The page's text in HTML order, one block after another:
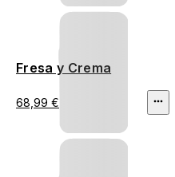
Fresa y Crema
68,99 €